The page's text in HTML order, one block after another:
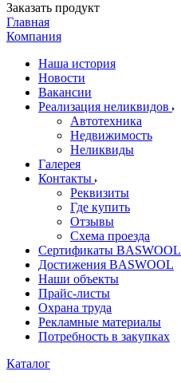
Заказать продукт
Главная
Компания
Наша история
Новости
Вакансии
Реализация неликвидов
Автотехника
Недвижимость
Неликвиды
Галерея
Контакты
Реквизиты
Где купить
Отзывы
Схема проезда
Сертификаты BASWOOL
Достижения BASWOOL
Наши объекты
Прайс-листы
Охрана труда
Рекламные материалы
Потребность в закупках
Каталог